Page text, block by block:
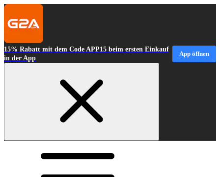
15% Rabatt mit dem Code APP15 beim ersten Einkauf
in der App
App öffnen